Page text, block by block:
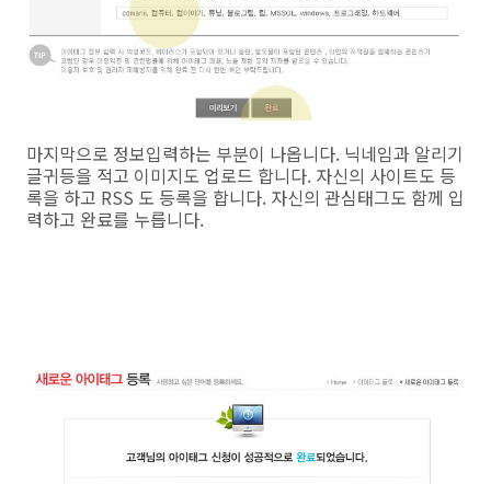
마지막으로 정보입력하는 부분이 나옵니다. 닉네임과 알리기
글귀등을 적고 이미지도 업로드 합니다. 자신의 사이트도 등
록을 하고 RSS 도 등록을 합니다. 자신의 관심태그도 함께 입
력하고 완료를 누릅니다.